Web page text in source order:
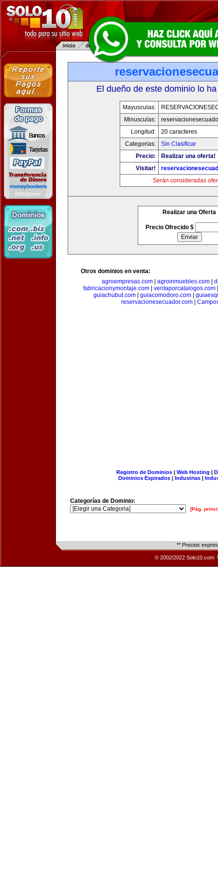
El dueño de este dominio lo
Mayusculas:
Minusculas:
Longitud:
20 caracteres
Categorias:
Sin Clasificar
Precio:
Realizar una oferta!
Visitar!
Serán consideradas
Realizar una Oferta
Precio Ofrecido $
Otros dominios en venta:
agroempresas.com| agroinmuebles.com|
fabricacionymontaje.com| ventaporcatalogos.com
guiachubut.com
guiacomodoro.com
reservacionesecuador.com
Registro de Dominios| Web Hosting |
Dominios Expirados | Industrias |
Categorías de Dominio:
[Pág.
** Precios
© 2002/2022 Solo10.com